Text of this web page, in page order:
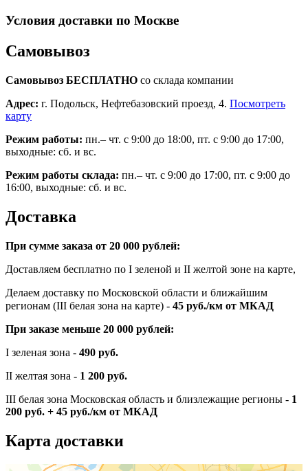
Условия доставки по Москве
Самовывоз
Самовывоз БЕСПЛАТНО со склада компании
Адрес: г. Подольск, Нефтебазовский проезд, 4. Посмотреть
карту
Режим работы: пн.– чт. с 9:00 до 18:00, пт. с 9:00 до 17:00,
выходные: сб. и вс.
Режим работы склада: пн.– чт. с 9:00 до 17:00, пт. с 9:00 до
16:00, выходные: сб. и вс.
Доставка
При сумме заказа от 20 000 рублей:
Доставляем бесплатно по I зеленой и II желтой зоне на карте,
Делаем доставку по Московской области и ближайшим
регионам (III белая зона на карте) - 45 руб./км от МКАД
При заказе меньше 20 000 рублей:
I зеленая зона - 490 руб.
II желтая зона - 1 200 руб.
III белая зона Московская область и близлежащие регионы - 1
200 руб. + 45 руб./км от МКАД
Карта доставки